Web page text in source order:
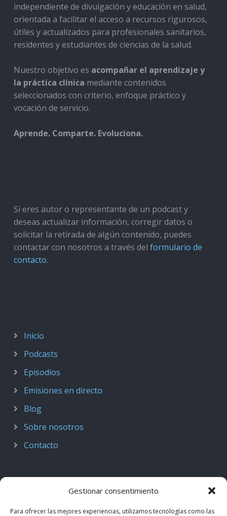
Gestionar consentimiento
Para ofrecer las mejores experiencias, utilizamos tecnologías como las
independiente de divulgación y educación en salud,
orientada a facilitar el acceso a recursos rigurosos,
útiles y actualizados para profesionales sanitarios,
residentes y estudiantes de ciencias de la salud.
Nuestro objetivo es acompañar el aprendizaje y
la práctica clínica mediante contenidos
seleccionados con criterio, enfoque práctico y
vocación de servicio.
Aprende. Comparte. Evoluciona.
Si eres autor o representante de un podcast y
deseas actualizar información, corregir datos o
solicitar la retirada de algún contenido, puedes
contactar con nosotros a través del formulario de
contacto.
Inicio
Podcasts
Episodios
Emisiones en directo
Blog
Sobre nosotros
Contacto